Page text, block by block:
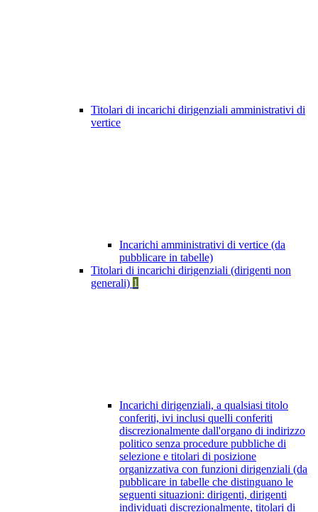
Titolari di incarichi dirigenziali amministrativi di
vertice
Incarichi amministrativi di vertice (da
pubblicare in tabelle)
Titolari di incarichi dirigenziali (dirigenti non
generali) 1
Incarichi dirigenziali, a qualsiasi titolo
conferiti, ivi inclusi quelli conferiti
discrezionalmente dall'organo di indirizzo
politico senza procedure pubbliche di
selezione e titolari di posizione
organizzativa con funzioni dirigenziali (da
pubblicare in tabelle che distinguano le
seguenti situazioni: dirigenti, dirigenti
individuati discrezionalmente, titolari di